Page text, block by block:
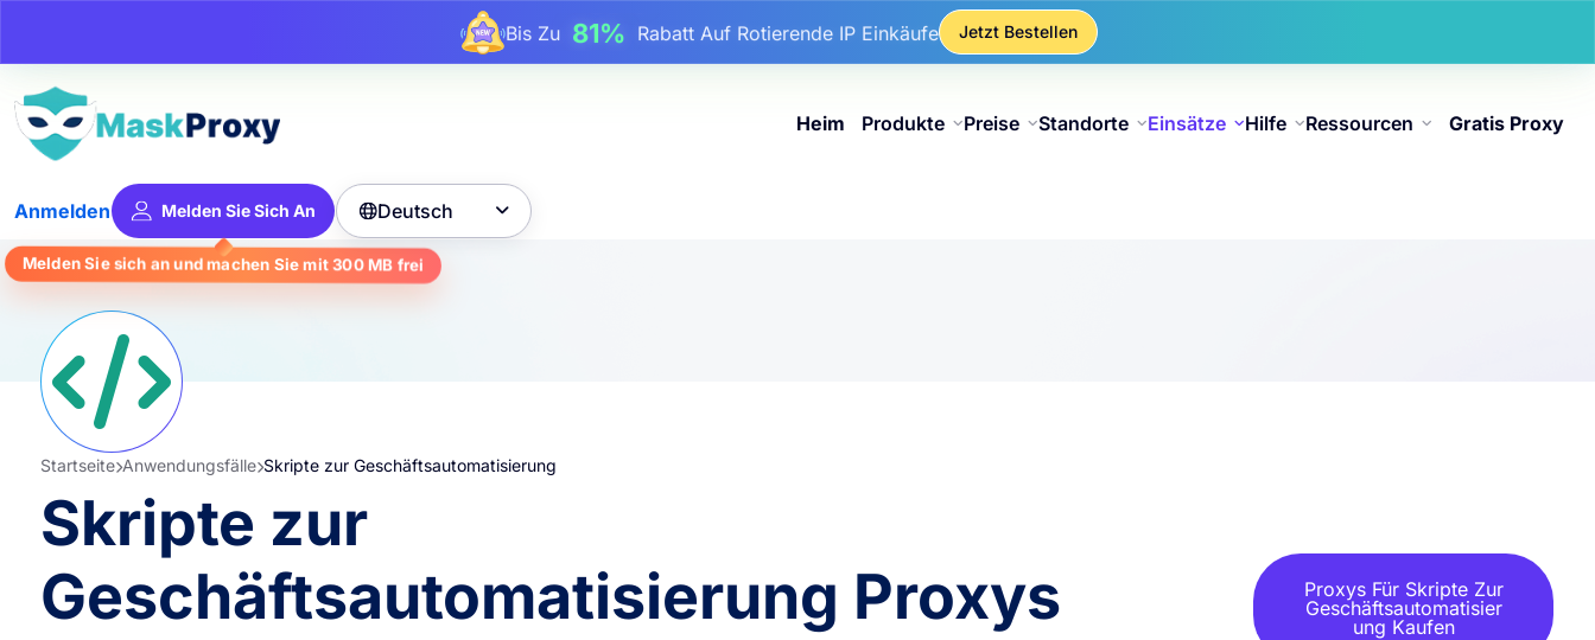
Bis Zu17%Bonusrabatt Auf Aufladungen
Bis Zu25%Rabatt Auf Statische IP-Käufe
Jetzt Bestellen
Heim Produkte Preise Standorte Einsätze Hilfe Ressourcen Gratis Proxy
Anmelden Melden Sie Sich An
Melden Sie sich an und machen Sie mit300 MB frei
Deutsch 
Startseite Anwendungsfälle Skripte zur Geschäftsautomatisierung
Skripte zur
Geschäftsautomatisierung Proxys
Proxys Für Skripte Zur
Geschäftsautomatisier
Ung Kaufen